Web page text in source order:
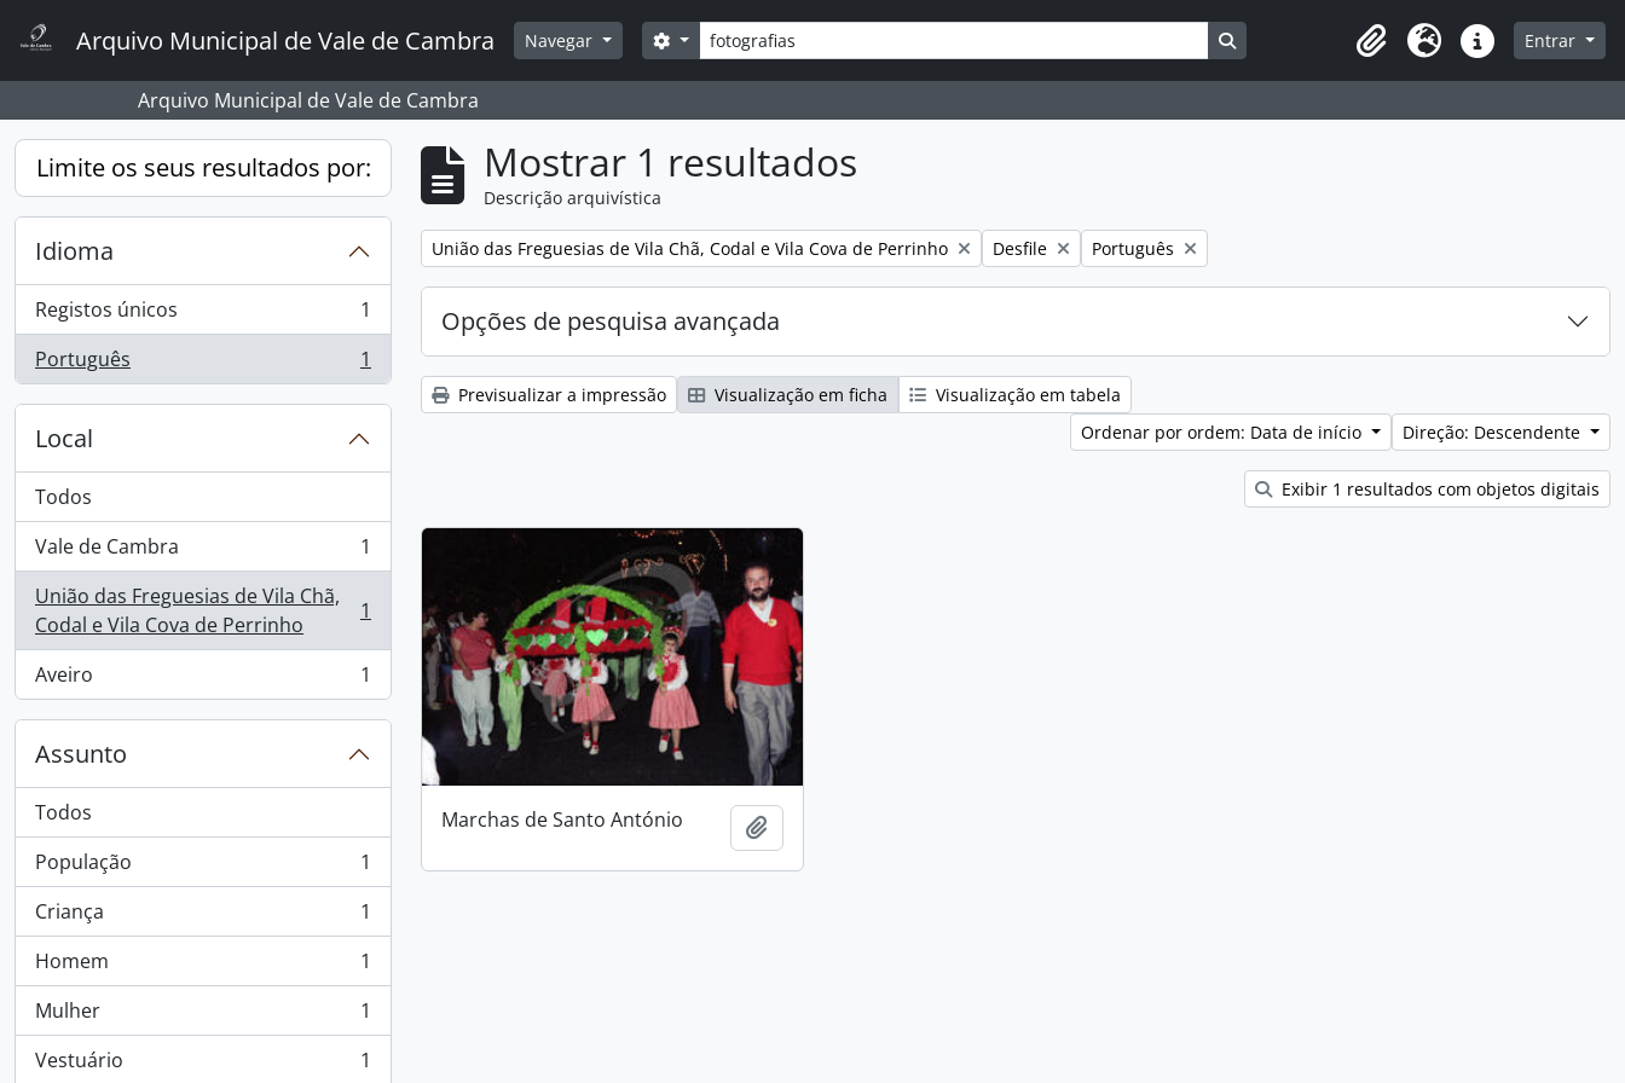
Arquivo Municipal de Vale de Cambra Navegar Pesquisar
Opções de busca Busque na página de navegação
Clipboard
Idioma Ligações rápidas
Entrar
Arquivo Municipal de Vale de Cambra
Limite os seus resultados por:
Idioma
Registos únicos
, 1 resultados
1
Português
, 1 resultados 1
Local
Todos
Vale de Cambra
, 1 resultados
1
União das Freguesias de Vila Chã,
Codal e Vila Cova de Perrinho
, 1 resultados 1
Aveiro
, 1 resultados 1
Assunto
Todos
População
, 1 resultados
1
Criança
, 1 resultados
1
Homem
, 1 resultados
1
Mulher
, 1 resultados
1
Vestuário
, 1 resultados 1
Mostrar 1 resultados
Descrição arquivística
Remover filtro:
União das Freguesias de Vila Chã, Codal e Vila Cova de Perrinho Remover filtro:
Desfile Remover filtro:
Português
Opções de pesquisa avançada
Previsualizar a impressão Visualização em ficha
Visualização em tabela
Ordenar por ordem: Data de início
Direção: Descendente
Exibir 1 resultados com objetos digitais
Marchas de Santo António